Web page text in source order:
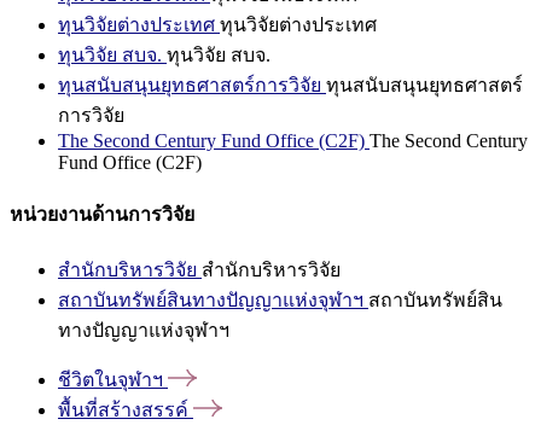
ทุนวิจัยต่างประเทศ ทุนวิจัยต่างประเทศ
ทุนวิจัย สบจ. ทุนวิจัย สบจ.
ทุนสนับสนุนยุทธศาสตร์การวิจัย ทุนสนับสนุนยุทธศาสตร์
การวิจัย
The Second Century Fund Office (C2F) The Second Century
Fund Office (C2F)
หน่วยงานด้านการวิจัย
สำนักบริหารวิจัย สำนักบริหารวิจัย
สถาบันทรัพย์สินทางปัญญาแห่งจุฬาฯ สถาบันทรัพย์สิน
ทางปัญญาแห่งจุฬาฯ
ชีวิตในจุฬาฯ
พื้นที่สร้างสรรค์